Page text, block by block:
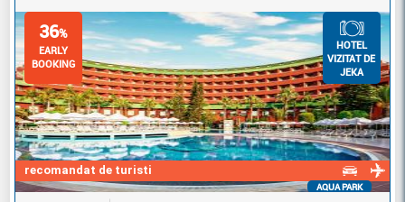
recomandat de turisti
36%
EARLY
BOOKING
HOTEL
VIZITAT DE
JEKA
AQUA PARK